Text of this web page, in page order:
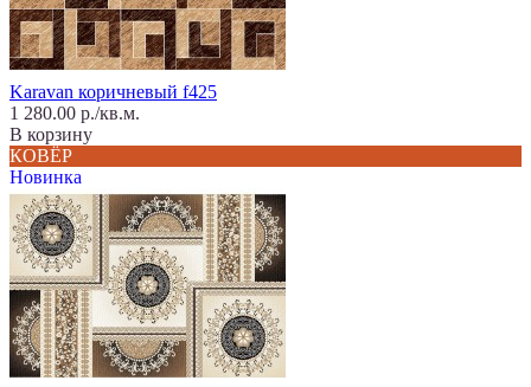
Karavan коричневый f425
1 280.00 р./кв.м.
В корзину
КОВЁР
Новинка